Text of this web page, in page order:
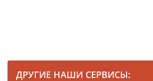
ДРУГИЕ НАШИ СЕРВИСЫ: